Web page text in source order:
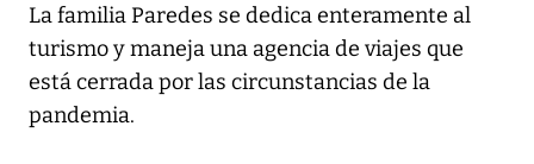
La familia Paredes se dedica enteramente al
turismo y maneja una agencia de viajes que
está cerrada por las circunstancias de la
pandemia.